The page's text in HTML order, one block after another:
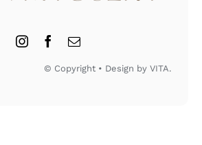
© Copyright • Design by VITA.